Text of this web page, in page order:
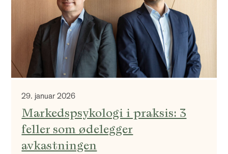
29. januar 2026
Markedspsykologi i praksis: 3
feller som ødelegger
avkastningen